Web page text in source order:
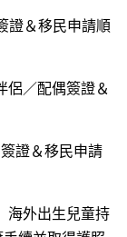
證＆移民申請順
侶／配偶簽證＆
證＆移民申請
海外出生兒童持